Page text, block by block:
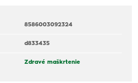
8586003092324
d833435
Zdravé maškrtenie